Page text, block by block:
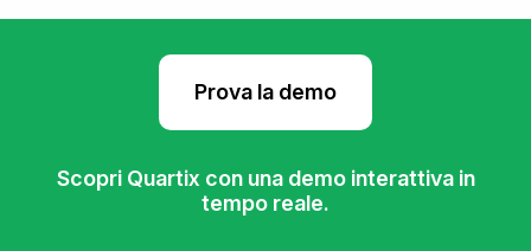
Prova la demo
Scopri Quartix con una demo interattiva in
tempo reale.